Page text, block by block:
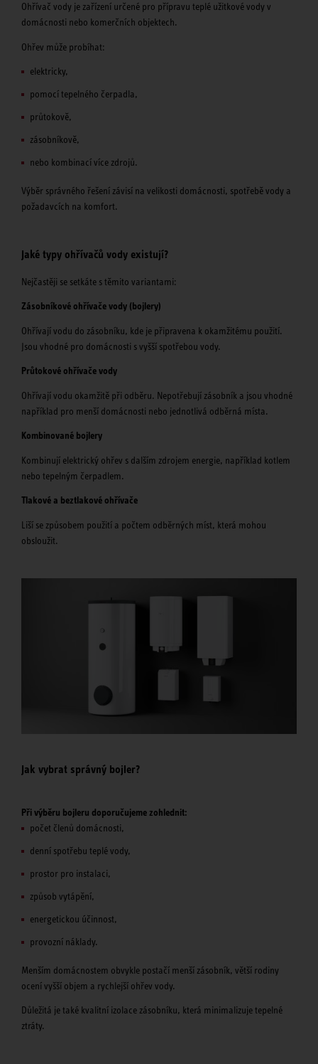
Ohřívač vody je zařízení určené pro přípravu teplé užitkové vody v
domácnosti nebo komerčních objektech.
Ohřev může probíhat:
elektricky,
pomocí tepelného čerpadla,
průtokově,
zásobníkově,
nebo kombinací více zdrojů.
Výběr správného řešení závisí na velikosti domácnosti, spotřebě vody a
požadavcích na komfort.
Jaké typy ohřívačů vody existují?
Nejčastěji se setkáte s těmito variantami:
Zásobníkové ohřívače vody (bojlery)
Ohřívají vodu do zásobníku, kde je připravena k okamžitému použití.
Jsou vhodné pro domácnosti s vyšší spotřebou vody.
Průtokové ohřívače vody
Ohřívají vodu okamžitě při odběru. Nepotřebují zásobník a jsou vhodné
například pro menší domácnosti nebo jednotlivá odběrná místa.
Kombinované bojlery
Kombinují elektrický ohřev s dalším zdrojem energie, například kotlem
nebo tepelným čerpadlem.
Tlakové a beztlakové ohřívače
Liší se způsobem použití a počtem odběrných míst, která mohou
obsloužit.
Jak vybrat správný bojler?
Při výběru bojleru doporučujeme zohlednit:
počet členů domácnosti,
denní spotřebu teplé vody,
prostor pro instalaci,
způsob vytápění,
energetickou účinnost,
provozní náklady.
Menším domácnostem obvykle postačí menší zásobník, větší rodiny
ocení vyšší objem a rychlejší ohřev vody.
Důležitá je také kvalitní izolace zásobníku, která minimalizuje tepelné
ztráty.